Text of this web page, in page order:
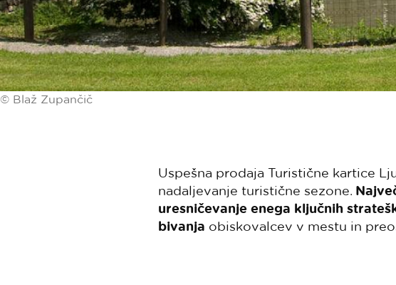
© Blaž Zupančič
Uspešna prodaja Turistične kartice
nadaljevanje turistične sezone.
uresničevanje enega ključnih
bivanja obiskovalcev v mestu in